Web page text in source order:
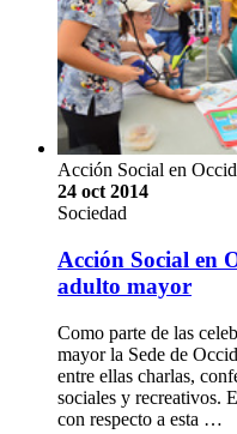
Acción Social en
24 oct 2014
Sociedad
Acción Social en
adulto mayor
Como parte de las
mayor la Sede de
entre ellas charlas,
sociales y recreativos.
con respecto a esta …